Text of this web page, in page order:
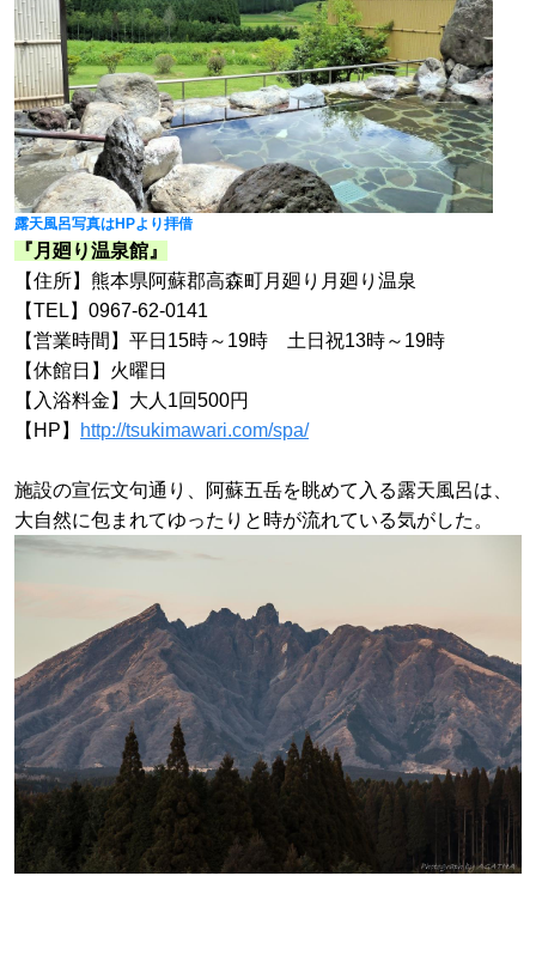
露天風呂写真はHPより拝借
『月廻り温泉館』
【住所】熊本県阿蘇郡高森町月廻り月廻り温泉
【TEL】0967-62-0141
【営業時間】平日15時～19時 土日祝13時～19時
【休館日】火曜日
【入浴料金】大人1回500円
【HP】
http://tsukimawari.com/spa/
施設の宣伝文句通り、阿蘇五岳を眺めて入る露天風呂は、
大自然に包まれてゆったりと時が流れている気がした。